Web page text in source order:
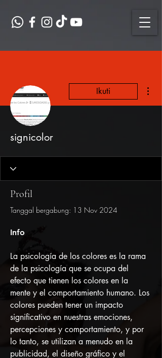
Ikuti
signicolor
Profil
Tanggal bergabung: 13 Nov 2024
Info
La psicología de los colores es la rama
de la psicología que se ocupa del
efecto que tienen los colores en la
mente y el comportamiento humano. Los
colores pueden tener un impacto
significativo en nuestras emociones,
percepciones y comportamiento, y por
lo tanto, se utilizan a menudo en la
publicidad, el diseño gráfico y el